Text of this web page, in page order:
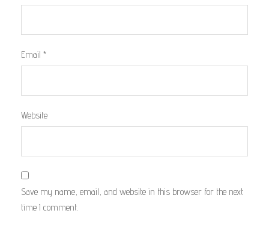
Email *
Website
Save my name, email, and website in this browser for the next
time I comment.